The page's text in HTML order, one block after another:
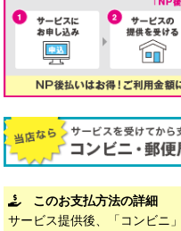
このお支払方法の詳細
サービス提供後、「コンビニ